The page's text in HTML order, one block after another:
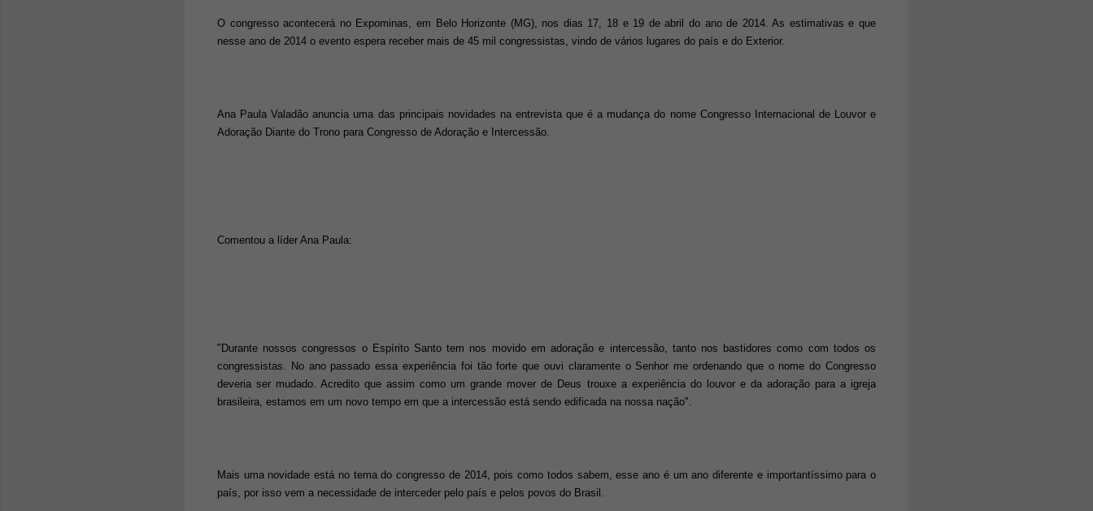
O congresso acontecerá no Expominas, em Belo Horizonte (MG), nos dias 17, 18 e 19 de abril do ano de 2014. As estimativas e que
nesse ano de 2014 o evento espera receber mais de 45 mil congressistas, vindo de vários lugares do país e do Exterior.
Ana Paula Valadão anuncia uma das principais novidades na entrevista que é a mudança do nome Congresso Internacional de Louvor e
Adoração Diante do Trono para Congresso de Adoração e Intercessão.
Comentou a líder Ana Paula:
"Durante nossos congressos o Espírito Santo tem nos movido em adoração e intercessão, tanto nos bastidores como com todos os
congressistas. No ano passado essa experiência foi tão forte que ouvi claramente o Senhor me ordenando que o nome do Congresso
deveria ser mudado. Acredito que assim como um grande mover de Deus trouxe a experiência do louvor e da adoração para a igreja
brasileira, estamos em um novo tempo em que a intercessão está sendo edificada na nossa nação".
Mais uma novidade está no tema do congresso de 2014, pois como todos sabem, esse ano é um ano diferente e importantíssimo para o
país, por isso vem a necessidade de interceder pelo país e pelos povos do Brasil.